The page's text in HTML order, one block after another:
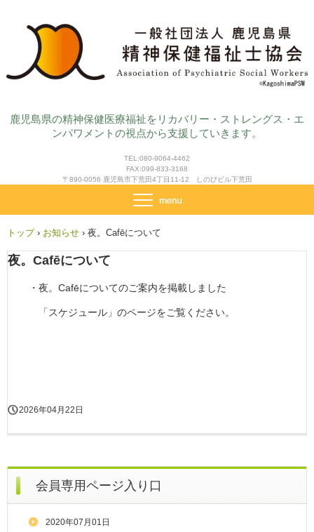
鹿児島県の精神保健医療福祉をリカバリー・ストレングス・エ
ンパワメントの視点から支援していきます。
TEL:080-9064-4462
FAX:099-833-3168
〒890-0056 鹿児島市下荒田4丁目11-12 しのびビル下荒田
トップ › お知らせ › 夜。Cafēについて
夜。Cafēについて
・夜。Cafēについてのご案内を掲載しました
「スケジュール」のページをご覧ください。
2026年04月22日
会員専用ページ入り口
2020年07月01日